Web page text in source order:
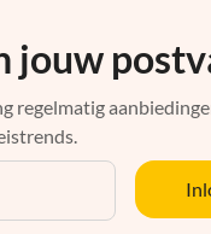
jouw
regelmatig